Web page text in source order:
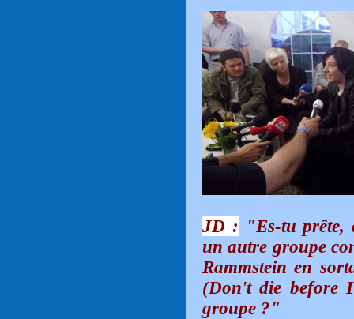
JD : "Es-tu prête,
un autre groupe
Rammstein en
(Don't die before
groupe ?"